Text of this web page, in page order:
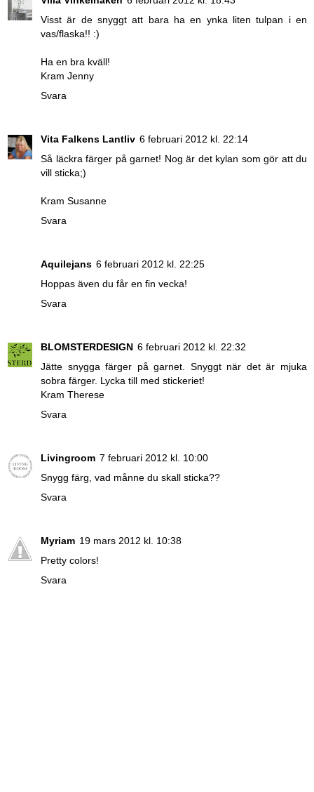
Visst är de snyggt att bara ha en ynka liten tulpan i en
vas/flaska!! :)
Ha en bra kväll!
Kram Jenny
Svara
Vita Falkens Lantliv 6 februari 2012 kl. 22:14
Så läckra färger på garnet! Nog är det kylan som gör att du
vill sticka;)
Kram Susanne
Svara
Aquilejans 6 februari 2012 kl. 22:25
Hoppas även du får en fin vecka!
Svara
BLOMSTERDESIGN 6 februari 2012 kl. 22:32
Jätte snygga färger på garnet. Snyggt när det är mjuka
sobra färger. Lycka till med stickeriet!
Kram Therese
Svara
Livingroom 7 februari 2012 kl. 10:00
Snygg färg, vad månne du skall sticka??
Svara
Myriam 19 mars 2012 kl. 10:38
Pretty colors!
Svara